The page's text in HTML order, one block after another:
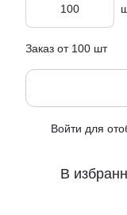
Заказ от 100 шт
Войти для
В